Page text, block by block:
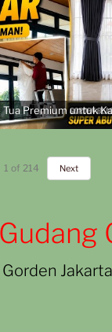
1 of 214 Next